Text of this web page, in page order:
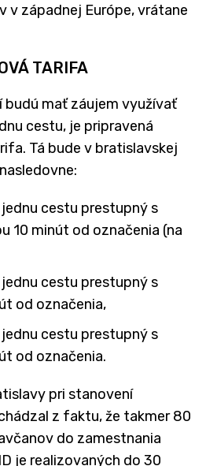
v západnej Európe, vrátane
TARIFA
budú mať záujem využívať
cestu, je pripravená
Tá bude v bratislavskej
cestu prestupný s
10 minút od označenia (na
cestu prestupný s
od označenia,
cestu prestupný s
od označenia.
pri stanovení
z faktu, že takmer 80
do zamestnania
je realizovaných do 30